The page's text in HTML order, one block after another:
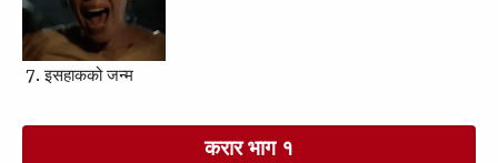
7. इसहाकको जन्म
करार भाग १